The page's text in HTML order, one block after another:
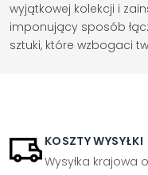
wyjątkowej kolekcji i
imponujący sposób
sztuki, które wzbogaci
KOSZTY WYSYŁKI
Wysyłka krajowa